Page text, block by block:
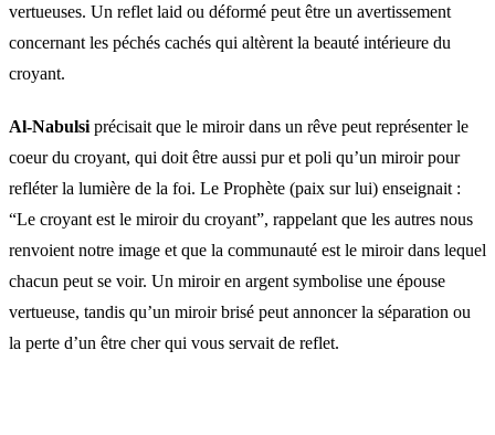
vertueuses. Un reflet laid ou déformé peut être un avertissement
concernant les péchés cachés qui altèrent la beauté intérieure du
croyant.
Al-Nabulsi précisait que le miroir dans un rêve peut représenter le
coeur du croyant, qui doit être aussi pur et poli qu’un miroir pour
refléter la lumière de la foi. Le Prophète (paix sur lui) enseignait :
“Le croyant est le miroir du croyant”, rappelant que les autres nous
renvoient notre image et que la communauté est le miroir dans lequel
chacun peut se voir. Un miroir en argent symbolise une épouse
vertueuse, tandis qu’un miroir brisé peut annoncer la séparation ou
la perte d’un être cher qui vous servait de reflet.